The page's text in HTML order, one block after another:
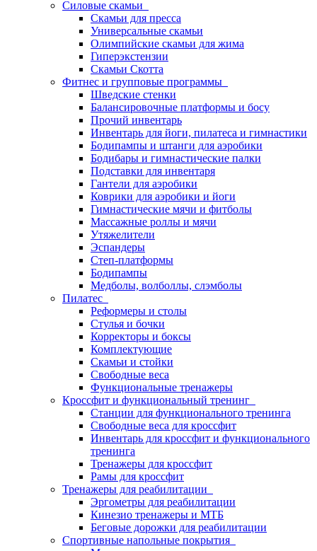
Силовые скамьи
Скамьи для пресса
Универсальные скамьи
Олимпийские скамьи для жима
Гиперэкстензии
Скамьи Скотта
Фитнес и групповые программы
Шведские стенки
Балансировочные платформы и босу
Прочий инвентарь
Инвентарь для йоги, пилатеса и гимнастики
Бодипампы и штанги для аэробики
Бодибары и гимнастические палки
Подставки для инвентаря
Гантели для аэробики
Коврики для аэробики и йоги
Гимнастические мячи и фитболы
Массажные роллы и мячи
Утяжелители
Эспандеры
Степ-платформы
Бодипампы
Медболы, волболлы, слэмболы
Пилатес
Реформеры и столы
Стулья и бочки
Корректоры и боксы
Комплектующие
Скамьи и стойки
Свободные веса
Функциональные тренажеры
Кроссфит и функциональный тренинг
Станции для функционального тренинга
Свободные веса для кроссфит
Инвентарь для кроссфит и функционального
тренинга
Тренажеры для кроссфит
Рамы для кроссфит
Тренажеры для реабилитации
Эргометры для реабилитации
Кинезио тренажеры и МТБ
Беговые дорожки для реабилитации
Спортивные напольные покрытия